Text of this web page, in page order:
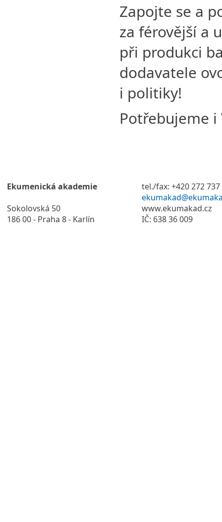
Zapojte se a
za férovější a
při produkci
dodavatele
i politiky!
Potřebujeme i
Ekumenická akademie
Sokolovská 50
186 00 - Praha 8 - Karlín
tel./fax: +420 272 737
www.ekumakad.cz
IČ: 638 36 009